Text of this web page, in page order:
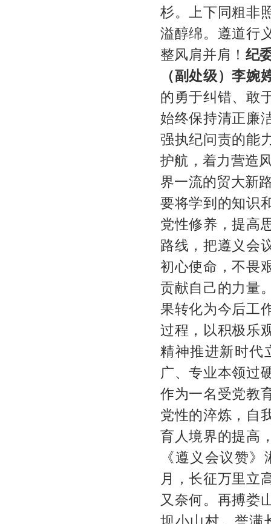
杉。上下同粗非
溢醇绵。遵道行
整风肩并肩！ 纪
（副处级）李婉
的勇于纠错、敢
始终保持清正廉
强执纪问责的能
护航，着力营造
界一流的贸大新
要将学到的知识
党性修养，提高
路线，把遵义会
初心使命，不畏
贡献自己的力量
果转化为今后工
过程，以积极乐
精神推进新时代
广、专业本领过
作为一名受党教
党性的淬炼，自
育人境界的提高
《遵义会议赞
月，长征万里立
又奈何。再搏娄